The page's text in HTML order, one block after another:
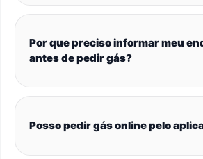
Por que preciso informar meu
antes de pedir gás?
Posso pedir gás online pelo